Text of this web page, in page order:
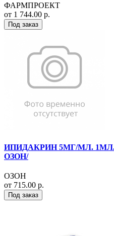
ФАРМПРОЕКТ
от 1 744.00 р.
Под заказ
ИПИДАКРИН 5МГ/МЛ.
ОЗОН/
ОЗОН
от 715.00 р.
Под заказ